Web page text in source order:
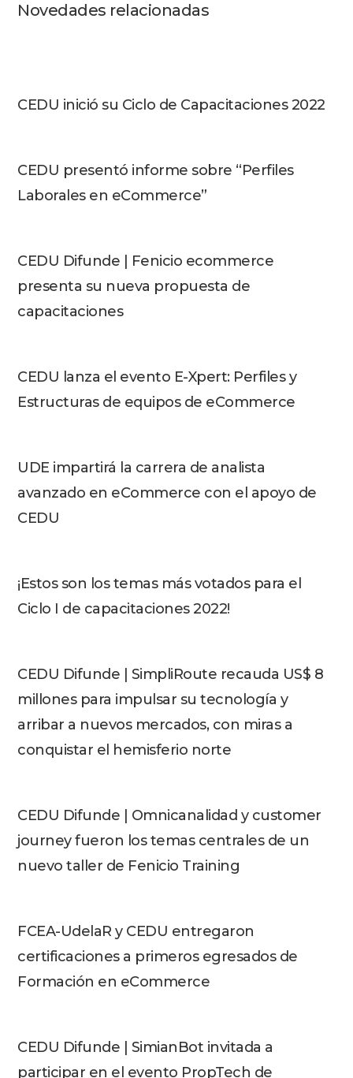
Novedades relacionadas
CEDU inició su Ciclo de Capacitaciones 2022
CEDU presentó informe sobre “Perfiles
Laborales en eCommerce”
CEDU Difunde | Fenicio ecommerce
presenta su nueva propuesta de
capacitaciones
CEDU lanza el evento E-Xpert: Perfiles y
Estructuras de equipos de eCommerce
UDE impartirá la carrera de analista
avanzado en eCommerce con el apoyo de
CEDU
¡Estos son los temas más votados para el
Ciclo I de capacitaciones 2022!
CEDU Difunde | SimpliRoute recauda US$ 8
millones para impulsar su tecnología y
arribar a nuevos mercados, con miras a
conquistar el hemisferio norte
CEDU Difunde | Omnicanalidad y customer
journey fueron los temas centrales de un
nuevo taller de Fenicio Training
FCEA-UdelaR y CEDU entregaron
certificaciones a primeros egresados de
Formación en eCommerce
CEDU Difunde | SimianBot invitada a
participar en el evento PropTech de